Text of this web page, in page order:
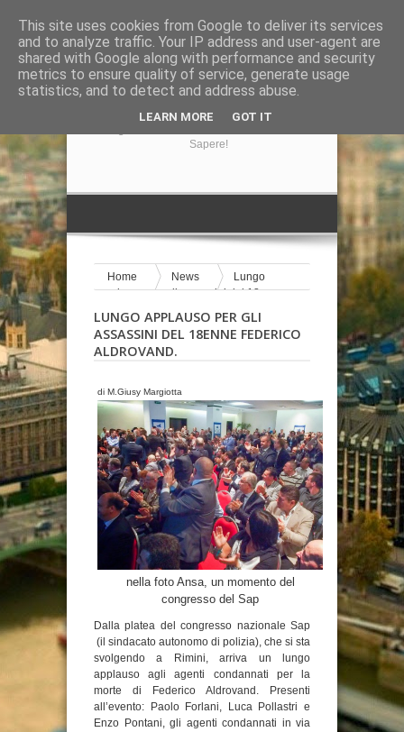
GIRA LA NOTIZIA
Sapere!
Home News
Lungo
applauso per gli assassini del 18enne
LUNGO APPLAUSO PER GLI
ASSASSINI DEL 18ENNE FEDERICO
ALDROVAND.
di M.Giusy Margiotta
nella foto Ansa, un momento del
congresso del Sap
Dalla platea del congresso nazionale Sap
(il sindacato autonomo di polizia), che si sta
svolgendo a Rimini, arriva un lungo
applauso agli agenti condannati per la
morte di Federico Aldrovand. Presenti
all’evento: Paolo Forlani, Luca Pollastri e
Enzo Pontani, gli agenti condannati in via
This site uses cookies from Google to deliver its services
and to analyze traffic. Your IP address and user-agent are
shared with Google along with performance and security
metrics to ensure quality of service, generate usage
statistics, and to detect and address abuse.
LEARN MORE GOT IT